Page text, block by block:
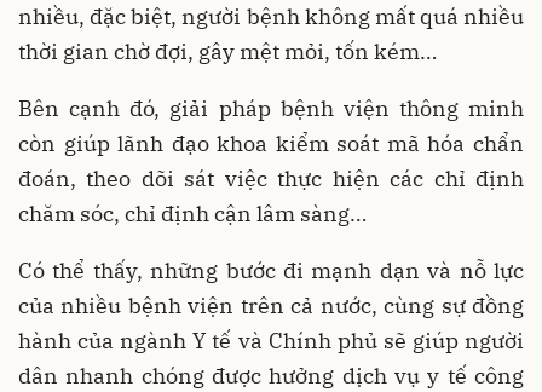
nhiều, đặc biệt, người bệnh không mất quá nhiều
thời gian chờ đợi, gây mệt mỏi, tốn kém…
Bên cạnh đó, giải pháp bệnh viện thông minh
còn giúp lãnh đạo khoa kiểm soát mã hóa chẩn
đoán, theo dõi sát việc thực hiện các chỉ định
chăm sóc, chỉ định cận lâm sàng…
Có thể thấy, những bước đi mạnh dạn và nỗ lực
của nhiều bệnh viện trên cả nước, cùng sự đồng
hành của ngành Y tế và Chính phủ sẽ giúp người
dân nhanh chóng được hưởng dịch vụ y tế công